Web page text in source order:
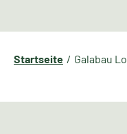
Startseite Galabau